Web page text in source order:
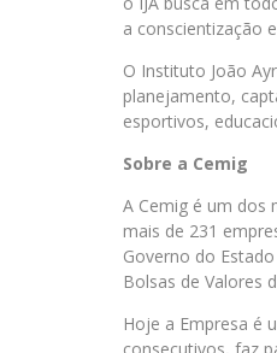
a conscientização
O Instituto João
planejamento,
esportivos,
Sobre a Cemig
A Cemig é um dos
mais de 231
Governo do
Bolsas de Valores
Hoje a Empresa é